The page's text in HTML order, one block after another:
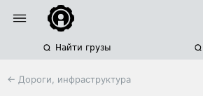
Найти грузы
← Дороги, инфраструктура